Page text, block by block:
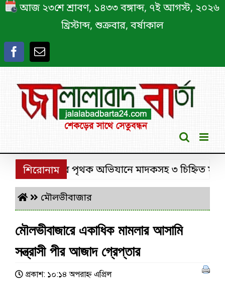
Skip
content
আজ ২৩শে শ্রাবণ, ১৪৩৩ বঙ্গাব্দ, ৭ই আগস্ট, ২০২৬
খ্রিস্টাব্দ, শুক্রবার, বর্ষাকাল
শিরোনাম
ডিবির পৃথক অভিযানে মাদকসহ ৩ চিহ্নিত মাদক
মৌলভীবাজার
মৌলভীবাজারে একাধিক মামলার আসামি
সন্ত্রাসী পীর আজাদ গ্রেপ্তার
প্রকাশ: ১০:১৪ অপরাহ্ণ এপ্রিল